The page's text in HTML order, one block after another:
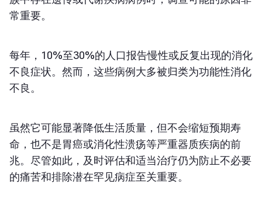
常重要。
每年，10%至30%的人口报告慢性或反复出现的消化
不良症状。然而，这些病例大多被归类为功能性消化
不良。
虽然它可能显著降低生活质量，但不会缩短预期寿
命，也不是胃癌或消化性溃疡等严重器质疾病的前
兆。尽管如此，及时评估和适当治疗仍为防止不必要
的痛苦和排除潜在罕见病症至关重要。